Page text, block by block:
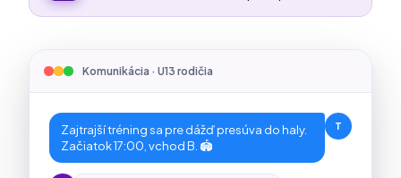
Komunikácia · U13 rodičia
T
Zajtrajší tréning sa pre dážď presúva do haly.
Začiatok 17:00, vchod B. 🏟️